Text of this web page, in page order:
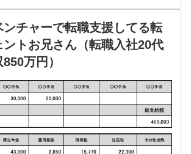
ンチャーで転職支援してる転
ントお兄さん（転職入社20代
万円）